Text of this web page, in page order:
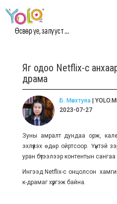
Өсвөр үе, залууст ...
Яг одоо Netflix-с
драма
Б. Мөнхтуяа|
2023-07-27
Зуны амралт дундаа орж,
эхлүүлэх өдөр ойртсоор.
уран бүтээлээр контентын
Ингээд Netflix-с онцолсон
к-драмаг хүргэж байна.